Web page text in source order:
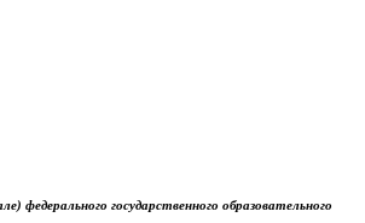
государственного образовательного